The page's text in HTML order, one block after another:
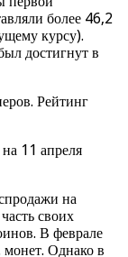
более 46,2
курсу).
достигнут в
11 апреля
на
своих
В феврале
монет. Однако в